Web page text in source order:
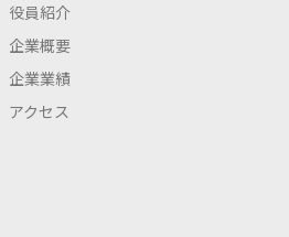
役員紹介
企業概要
企業業績
アクセス